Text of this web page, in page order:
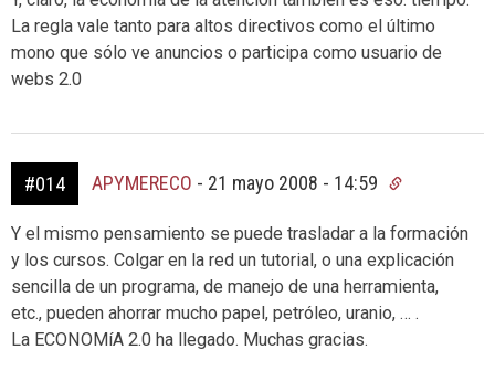
La regla vale tanto para altos directivos como el último
mono que sólo ve anuncios o participa como usuario de
webs 2.0
#014 APYMERECO - 21 mayo 2008 - 14:59
Y el mismo pensamiento se puede trasladar a la formación
y los cursos. Colgar en la red un tutorial, o una explicación
sencilla de un programa, de manejo de una herramienta,
etc., pueden ahorrar mucho papel, petróleo, uranio, … .
La ECONOMíA 2.0 ha llegado. Muchas gracias.